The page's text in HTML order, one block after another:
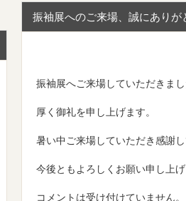
振袖展へのご来場、誠にありが
振袖展へご来場していただきま
厚く御礼を申し上げます。
暑い中ご来場していただき感謝し
今後ともよろしくお願い申し上げ
コメントは受け付けていません。